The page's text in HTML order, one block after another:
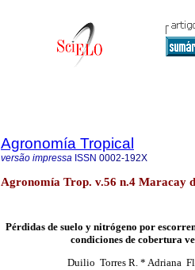
Agronomía Tropical
versão impressa ISSN 0002-192X
Agronomía Trop. v.56 n.4 Maracay
Pérdidas de suelo y nitrógeno por
condiciones de cobertura
Duilio Torres R. * Adriana